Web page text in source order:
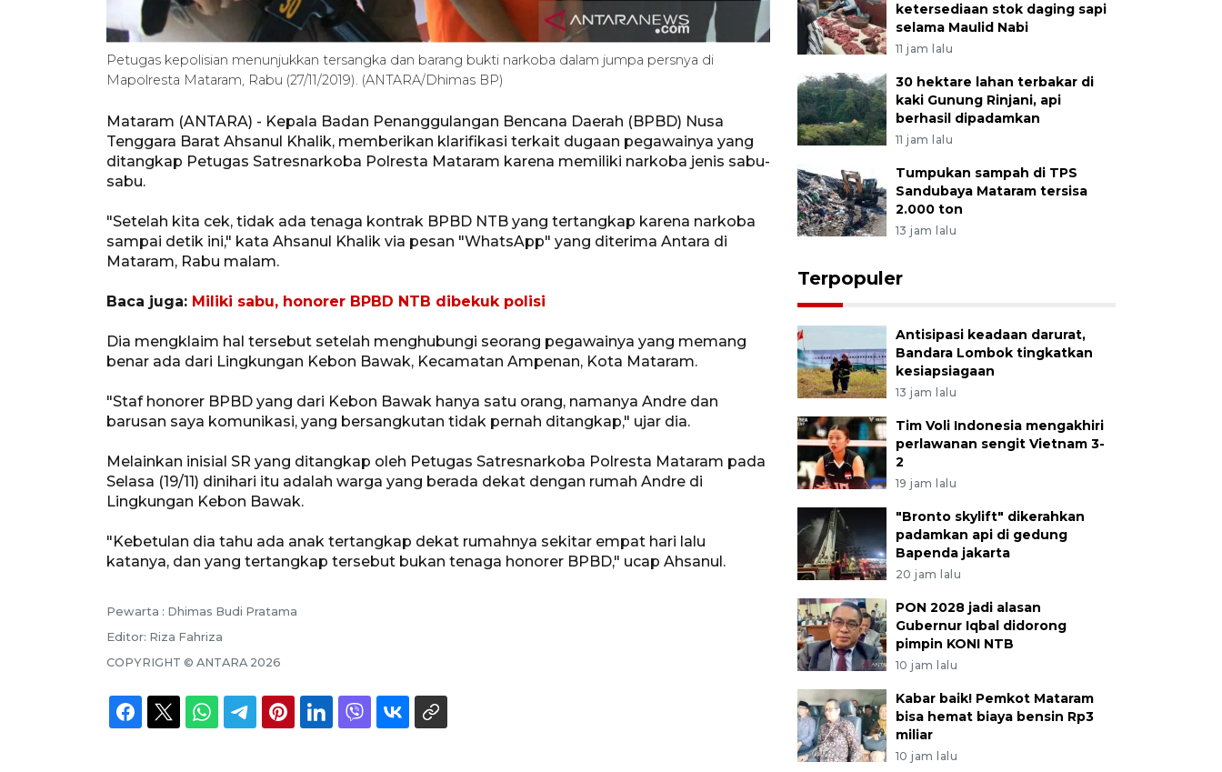
Petugas kepolisian menunjukkan tersangka dan barang bukti narkoba dalam jumpa persnya di
Mapolresta Mataram, Rabu (27/11/2019). (ANTARA/Dhimas BP)
Mataram (ANTARA) - Kepala Badan Penanggulangan Bencana Daerah (BPBD) Nusa
Tenggara Barat Ahsanul Khalik, memberikan klarifikasi terkait dugaan pegawainya yang
ditangkap Petugas Satresnarkoba Polresta Mataram karena memiliki narkoba jenis sabu-
sabu.
"Setelah kita cek, tidak ada tenaga kontrak BPBD NTB yang tertangkap karena narkoba
sampai detik ini," kata Ahsanul Khalik via pesan "WhatsApp" yang diterima Antara di
Mataram, Rabu malam.
Baca juga: Miliki sabu, honorer BPBD NTB dibekuk polisi
Dia mengklaim hal tersebut setelah menghubungi seorang pegawainya yang memang
benar ada dari Lingkungan Kebon Bawak, Kecamatan Ampenan, Kota Mataram.
"Staf honorer BPBD yang dari Kebon Bawak hanya satu orang, namanya Andre dan
barusan saya komunikasi, yang bersangkutan tidak pernah ditangkap," ujar dia.
Melainkan inisial SR yang ditangkap oleh Petugas Satresnarkoba Polresta Mataram pada
Selasa (19/11) dinihari itu adalah warga yang berada dekat dengan rumah Andre di
Lingkungan Kebon Bawak.
"Kebetulan dia tahu ada anak tertangkap dekat rumahnya sekitar empat hari lalu
katanya, dan yang tertangkap tersebut bukan tenaga honorer BPBD," ucap Ahsanul.
Pewarta : Dhimas Budi Pratama
Editor: Riza Fahriza
COPYRIGHT © ANTARA 2026
ketersediaan stok daging sapi
selama Maulid Nabi
11 jam lalu
30 hektare lahan terbakar di
kaki Gunung Rinjani, api
berhasil dipadamkan
11 jam lalu
Tumpukan sampah di TPS
Sandubaya Mataram tersisa
2.000 ton
13 jam lalu
Terpopuler
Antisipasi keadaan darurat,
Bandara Lombok tingkatkan
kesiapsiagaan
13 jam lalu
Tim Voli Indonesia mengakhiri
perlawanan sengit Vietnam 3-
2
19 jam lalu
"Bronto skylift" dikerahkan
padamkan api di gedung
Bapenda jakarta
20 jam lalu
PON 2028 jadi alasan
Gubernur Iqbal didorong
pimpin KONI NTB
10 jam lalu
Kabar baik! Pemkot Mataram
bisa hemat biaya bensin Rp3
miliar
10 jam lalu